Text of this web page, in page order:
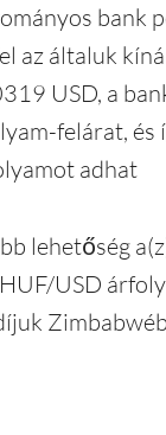
bank
az általuk
USD, a
felárat, és
adhat
lehetőség
USD